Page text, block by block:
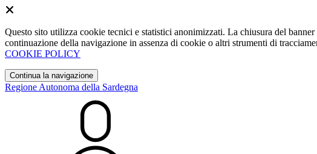
Questo sito utilizza cookie tecnici e statistici anonimizzati. La chiusura del
continuazione della navigazione in assenza di cookie o altri strumenti di
COOKIE POLICY
Continua la navigazione
Regione Autonoma della Sardegna